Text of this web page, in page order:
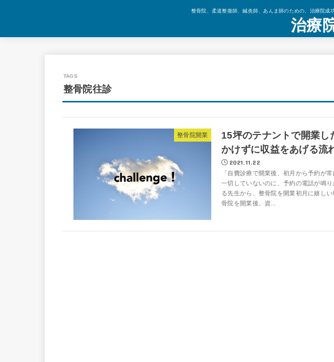
整骨院、柔道整復師、鍼灸師、あんま師のための、治療院
治療
整骨院往診
整骨院開業
15坪のテナントで開業し
かけずに収益をあげる流
2021.11.22
「自費診療で開業後、初月から予約が
一切していないのに、予約の電話が鳴
る先生から、整骨院を開業初月に嬉し
骨院を開業後、資...